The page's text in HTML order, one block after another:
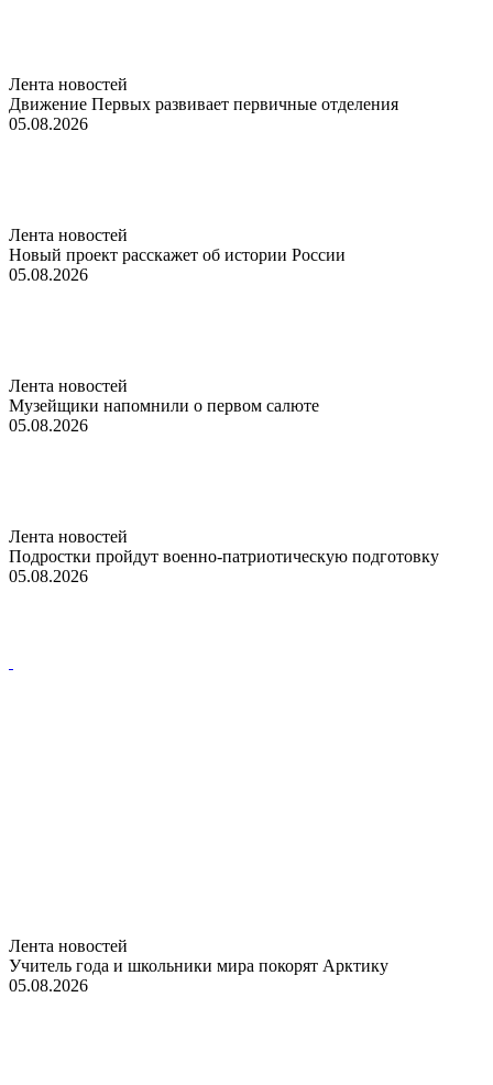
Лента новостей
Движение Первых развивает первичные отделения
05.08.2026
Лента новостей
Новый проект расскажет об истории России
05.08.2026
Лента новостей
Музейщики напомнили о первом салюте
05.08.2026
Лента новостей
Подростки пройдут военно-патриотическую подготовку
05.08.2026
Лента новостей
Учитель года и школьники мира покорят Арктику
05.08.2026